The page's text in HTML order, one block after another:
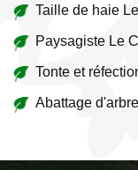
Taille de haie
Paysagiste Le
Tonte et
Abattage